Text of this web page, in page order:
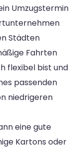
Umzugstermin
Städten
Fahrten
flexibel bist und
passenden
niedrigeren
eine gute
Kartons oder